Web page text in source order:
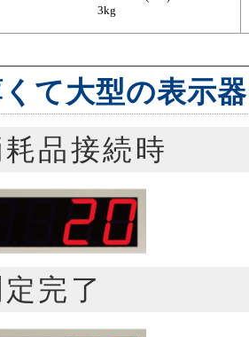
3kg
て大型の表示
品接続時
完了